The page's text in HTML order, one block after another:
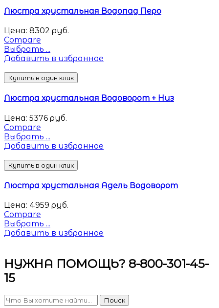
Люстра хрустальная Водопад Перо
Цена: 8302 руб.
Compare
Выбрать ...
Добавить в избранное
Купить в один клик
Люстра хрустальная Водоворот + Низ
Цена: 5376 руб.
Compare
Выбрать ...
Добавить в избранное
Купить в один клик
Люстра хрустальная Адель Водоворот
Цена: 4959 руб.
Compare
Выбрать ...
Добавить в избранное
НУЖНА ПОМОЩЬ? 8-800-301-45-
15
Поиск